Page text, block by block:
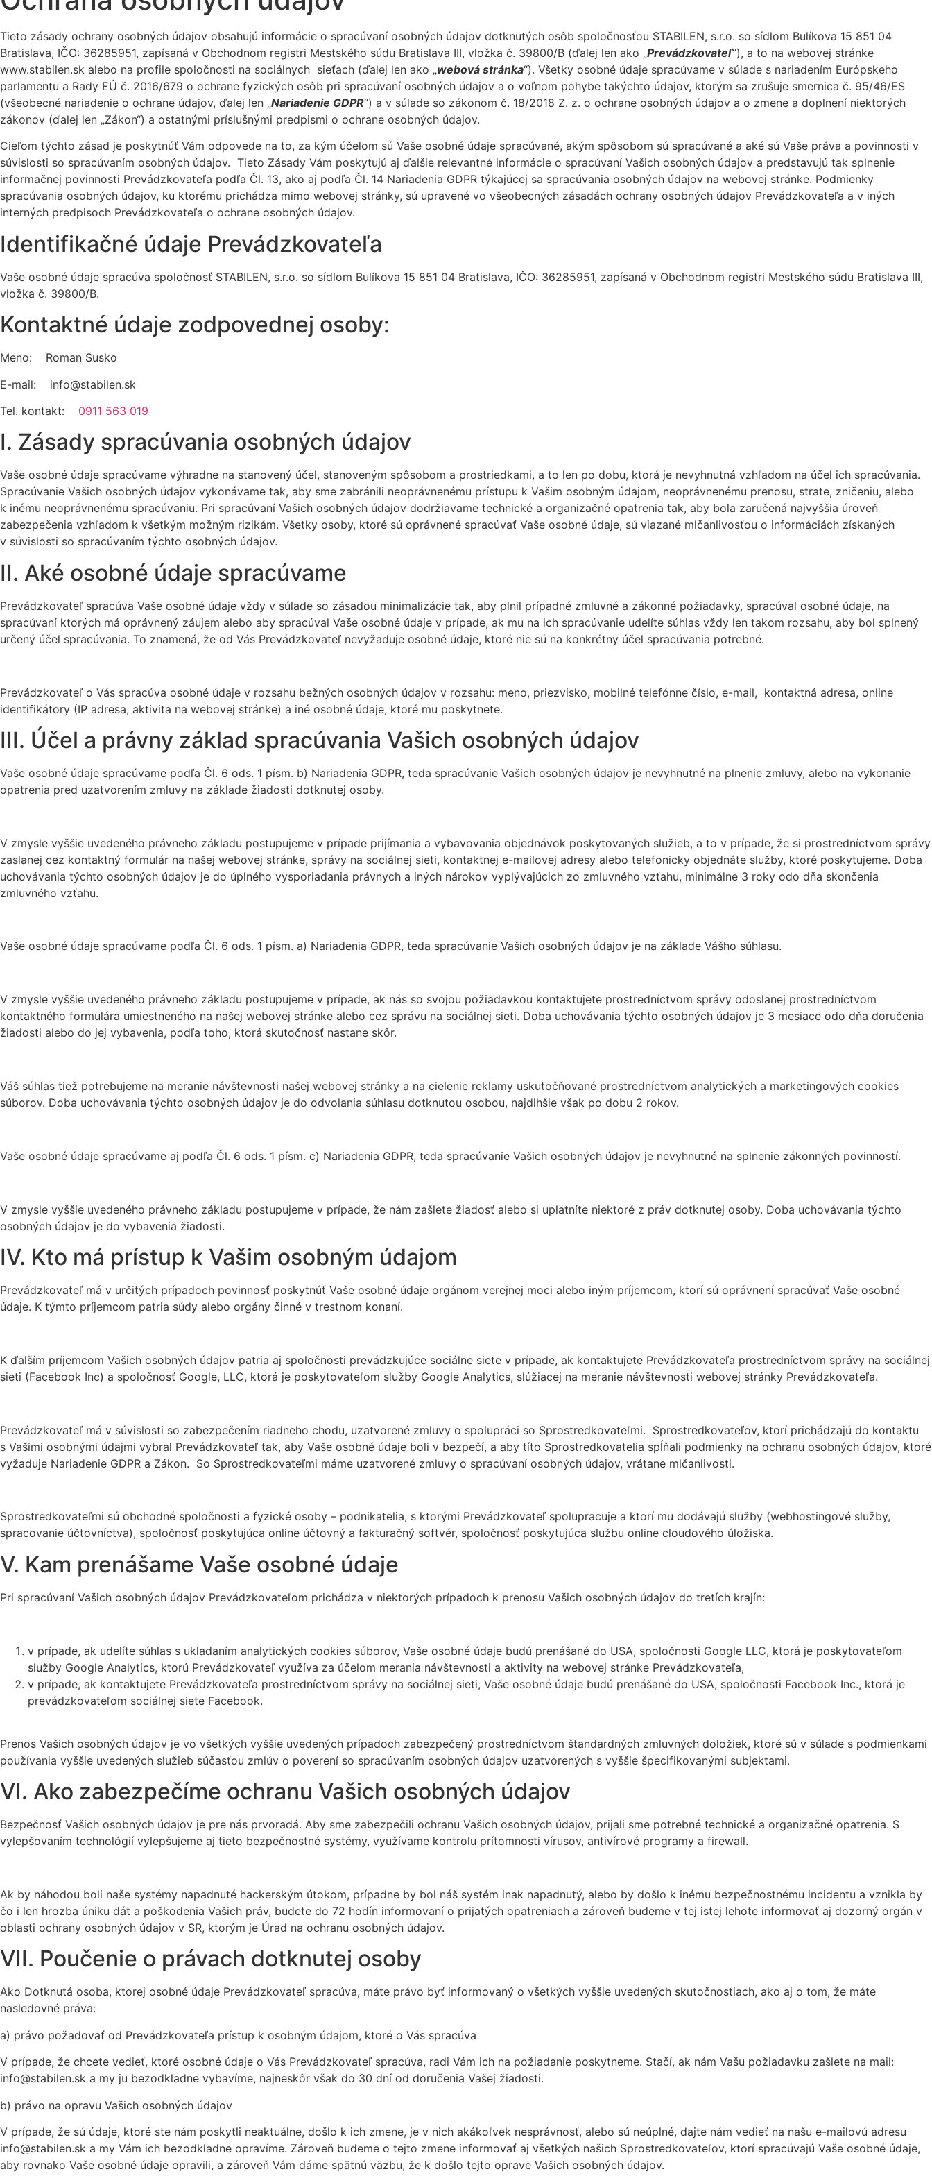
Tieto zásady ochrany osobných údajov obsahujú informácie o spracúvaní osobných údajov dotknutých osôb spoločnosťou STABILEN, s.r.o. so sídlom Bulíkova 15 851 04
Bratislava, IČO: 36285951, zapísaná v Obchodnom registri Mestského súdu Bratislava III, vložka č. 39800/B (ďalej len ako „Prevádzkovateľ“), a to na webovej stránke
www.stabilen.sk alebo na profile spoločnosti na sociálnych sieťach (ďalej len ako „webová stránka“). Všetky osobné údaje spracúvame v súlade s nariadením Európskeho
parlamentu a Rady EÚ č. 2016/679 o ochrane fyzických osôb pri spracúvaní osobných údajov a o voľnom pohybe takýchto údajov, ktorým sa zrušuje smernica č. 95/46/ES
(všeobecné nariadenie o ochrane údajov, ďalej len „Nariadenie GDPR“) a v súlade so zákonom č. 18/2018 Z. z. o ochrane osobných údajov a o zmene a doplnení niektorých
zákonov (ďalej len „Zákon“) a ostatnými príslušnými predpismi o ochrane osobných údajov.
Cieľom týchto zásad je poskytnúť Vám odpovede na to, za kým účelom sú Vaše osobné údaje spracúvané, akým spôsobom sú spracúvané a aké sú Vaše práva a povinnosti v
súvislosti so spracúvaním osobných údajov. Tieto Zásady Vám poskytujú aj ďalšie relevantné informácie o spracúvaní Vašich osobných údajov a predstavujú tak splnenie
informačnej povinnosti Prevádzkovateľa podľa Čl. 13, ako aj podľa Čl. 14 Nariadenia GDPR týkajúcej sa spracúvania osobných údajov na webovej stránke. Podmienky
spracúvania osobných údajov, ku ktorému prichádza mimo webovej stránky, sú upravené vo všeobecných zásadách ochrany osobných údajov Prevádzkovateľa a v iných
interných predpisoch Prevádzkovateľa o ochrane osobných údajov.
Identifikačné údaje Prevádzkovateľa
Vaše osobné údaje spracúva spoločnosť STABILEN, s.r.o. so sídlom Bulíkova 15 851 04 Bratislava, IČO: 36285951, zapísaná v Obchodnom registri Mestského súdu Bratislava III,
vložka č. 39800/B.
Kontaktné údaje zodpovednej osoby:
Meno: Roman Susko
E-mail: info@stabilen.sk
Tel. kontakt: 0911 563 019
I. Zásady spracúvania osobných údajov
Vaše osobné údaje spracúvame výhradne na stanovený účel, stanoveným spôsobom a prostriedkami, a to len po dobu, ktorá je nevyhnutná vzhľadom na účel ich spracúvania.
Spracúvanie Vašich osobných údajov vykonávame tak, aby sme zabránili neoprávnenému prístupu k Vašim osobným údajom, neoprávnenému prenosu, strate, zničeniu, alebo
k inému neoprávnenému spracúvaniu. Pri spracúvaní Vašich osobných údajov dodržiavame technické a organizačné opatrenia tak, aby bola zaručená najvyššia úroveň
zabezpečenia vzhľadom k všetkým možným rizikám. Všetky osoby, ktoré sú oprávnené spracúvať Vaše osobné údaje, sú viazané mlčanlivosťou o informáciách získaných
v súvislosti so spracúvaním týchto osobných údajov.
II. Aké osobné údaje spracúvame
Prevádzkovateľ spracúva Vaše osobné údaje vždy v súlade so zásadou minimalizácie tak, aby plnil prípadné zmluvné a zákonné požiadavky, spracúval osobné údaje, na
spracúvaní ktorých má oprávnený záujem alebo aby spracúval Vaše osobné údaje v prípade, ak mu na ich spracúvanie udelíte súhlas vždy len takom rozsahu, aby bol splnený
určený účel spracúvania. To znamená, že od Vás Prevádzkovateľ nevyžaduje osobné údaje, ktoré nie sú na konkrétny účel spracúvania potrebné.
Prevádzkovateľ o Vás spracúva osobné údaje v rozsahu bežných osobných údajov v rozsahu: meno, priezvisko, mobilné telefónne číslo, e-mail, kontaktná adresa, online
identifikátory (IP adresa, aktivita na webovej stránke) a iné osobné údaje, ktoré mu poskytnete.
III. Účel a právny základ spracúvania Vašich osobných údajov
Vaše osobné údaje spracúvame podľa Čl. 6 ods. 1 písm. b) Nariadenia GDPR, teda spracúvanie Vašich osobných údajov je nevyhnutné na plnenie zmluvy, alebo na vykonanie
opatrenia pred uzatvorením zmluvy na základe žiadosti dotknutej osoby.
V zmysle vyššie uvedeného právneho základu postupujeme v prípade prijímania a vybavovania objednávok poskytovaných služieb, a to v prípade, že si prostredníctvom správy
zaslanej cez kontaktný formulár na našej webovej stránke, správy na sociálnej sieti, kontaktnej e-mailovej adresy alebo telefonicky objednáte služby, ktoré poskytujeme. Doba
uchovávania týchto osobných údajov je do úplného vysporiadania právnych a iných nárokov vyplývajúcich zo zmluvného vzťahu, minimálne 3 roky odo dňa skončenia
zmluvného vzťahu.
Vaše osobné údaje spracúvame podľa Čl. 6 ods. 1 písm. a) Nariadenia GDPR, teda spracúvanie Vašich osobných údajov je na základe Vášho súhlasu.
V zmysle vyššie uvedeného právneho základu postupujeme v prípade, ak nás so svojou požiadavkou kontaktujete prostredníctvom správy odoslanej prostredníctvom
kontaktného formulára umiestneného na našej webovej stránke alebo cez správu na sociálnej sieti. Doba uchovávania týchto osobných údajov je 3 mesiace odo dňa doručenia
žiadosti alebo do jej vybavenia, podľa toho, ktorá skutočnosť nastane skôr.
Váš súhlas tiež potrebujeme na meranie návštevnosti našej webovej stránky a na cielenie reklamy uskutočňované prostredníctvom analytických a marketingových cookies
súborov. Doba uchovávania týchto osobných údajov je do odvolania súhlasu dotknutou osobou, najdlhšie však po dobu 2 rokov.
Vaše osobné údaje spracúvame aj podľa Čl. 6 ods. 1 písm. c) Nariadenia GDPR, teda spracúvanie Vašich osobných údajov je nevyhnutné na splnenie zákonných povinností.
V zmysle vyššie uvedeného právneho základu postupujeme v prípade, že nám zašlete žiadosť alebo si uplatníte niektoré z práv dotknutej osoby. Doba uchovávania týchto
osobných údajov je do vybavenia žiadosti.
IV. Kto má prístup k Vašim osobným údajom
Prevádzkovateľ má v určitých prípadoch povinnosť poskytnúť Vaše osobné údaje orgánom verejnej moci alebo iným príjemcom, ktorí sú oprávnení spracúvať Vaše osobné
údaje. K týmto príjemcom patria súdy alebo orgány činné v trestnom konaní.
K ďalším príjemcom Vašich osobných údajov patria aj spoločnosti prevádzkujúce sociálne siete v prípade, ak kontaktujete Prevádzkovateľa prostredníctvom správy na sociálnej
sieti (Facebook Inc) a spoločnosť Google, LLC, ktorá je poskytovateľom služby Google Analytics, slúžiacej na meranie návštevnosti webovej stránky Prevádzkovateľa.
Prevádzkovateľ má v súvislosti so zabezpečením riadneho chodu, uzatvorené zmluvy o spolupráci so Sprostredkovateľmi. Sprostredkovateľov, ktorí prichádzajú do kontaktu
s Vašimi osobnými údajmi vybral Prevádzkovateľ tak, aby Vaše osobné údaje boli v bezpečí, a aby títo Sprostredkovatelia spĺňali podmienky na ochranu osobných údajov, ktoré
vyžaduje Nariadenie GDPR a Zákon. So Sprostredkovateľmi máme uzatvorené zmluvy o spracúvaní osobných údajov, vrátane mlčanlivosti.
Sprostredkovateľmi sú obchodné spoločnosti a fyzické osoby – podnikatelia, s ktorými Prevádzkovateľ spolupracuje a ktorí mu dodávajú služby (webhostingové služby,
spracovanie účtovníctva), spoločnosť poskytujúca online účtovný a fakturačný softvér, spoločnosť poskytujúca službu online cloudového úložiska.
V. Kam prenášame Vaše osobné údaje
Pri spracúvaní Vašich osobných údajov Prevádzkovateľom prichádza v niektorých prípadoch k prenosu Vašich osobných údajov do tretích krajín:
v prípade, ak udelíte súhlas s ukladaním analytických cookies súborov, Vaše osobné údaje budú prenášané do USA, spoločnosti Google LLC, ktorá je poskytovateľom
služby Google Analytics, ktorú Prevádzkovateľ využíva za účelom merania návštevnosti a aktivity na webovej stránke Prevádzkovateľa,
v prípade, ak kontaktujete Prevádzkovateľa prostredníctvom správy na sociálnej sieti, Vaše osobné údaje budú prenášané do USA, spoločnosti Facebook Inc., ktorá je
prevádzkovateľom sociálnej siete Facebook.
Prenos Vašich osobných údajov je vo všetkých vyššie uvedených prípadoch zabezpečený prostredníctvom štandardných zmluvných doložiek, ktoré sú v súlade s podmienkami
používania vyššie uvedených služieb súčasťou zmlúv o poverení so spracúvaním osobných údajov uzatvorených s vyššie špecifikovanými subjektami.
VI. Ako zabezpečíme ochranu Vašich osobných údajov
Bezpečnosť Vašich osobných údajov je pre nás prvoradá. Aby sme zabezpečili ochranu Vašich osobných údajov, prijali sme potrebné technické a organizačné opatrenia. S
vylepšovaním technológií vylepšujeme aj tieto bezpečnostné systémy, využívame kontrolu prítomnosti vírusov, antivírové programy a firewall.
Ak by náhodou boli naše systémy napadnuté hackerským útokom, prípadne by bol náš systém inak napadnutý, alebo by došlo k inému bezpečnostnému incidentu a vznikla by
čo i len hrozba úniku dát a poškodenia Vašich práv, budete do 72 hodín informovaní o prijatých opatreniach a zároveň budeme v tej istej lehote informovať aj dozorný orgán v
oblasti ochrany osobných údajov v SR, ktorým je Úrad na ochranu osobných údajov.
VII. Poučenie o právach dotknutej osoby
Ako Dotknutá osoba, ktorej osobné údaje Prevádzkovateľ spracúva, máte právo byť informovaný o všetkých vyššie uvedených skutočnostiach, ako aj o tom, že máte
nasledovné práva:
a) právo požadovať od Prevádzkovateľa prístup k osobným údajom, ktoré o Vás spracúva
V prípade, že chcete vedieť, ktoré osobné údaje o Vás Prevádzkovateľ spracúva, radi Vám ich na požiadanie poskytneme. Stačí, ak nám Vašu požiadavku zašlete na mail:
info@stabilen.sk a my ju bezodkladne vybavíme, najneskôr však do 30 dní od doručenia Vašej žiadosti.
b) právo na opravu Vašich osobných údajov
V prípade, že sú údaje, ktoré ste nám poskytli neaktuálne, došlo k ich zmene, je v nich akákoľvek nesprávnosť, alebo sú neúplné, dajte nám vedieť na našu e-mailovú adresu
info@stabilen.sk a my Vám ich bezodkladne opravíme. Zároveň budeme o tejto zmene informovať aj všetkých našich Sprostredkovateľov, ktorí spracúvajú Vaše osobné údaje,
aby rovnako Vaše osobné údaje opravili, a zároveň Vám dáme spätnú väzbu, že k došlo tejto oprave Vašich osobných údajov.